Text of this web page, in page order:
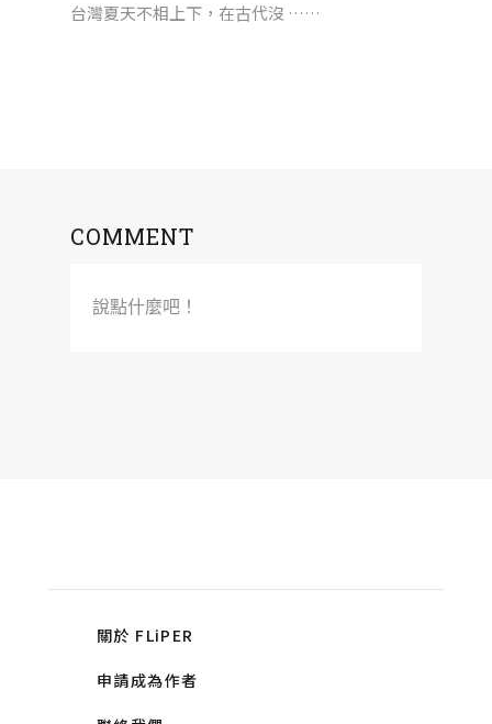
台灣夏天不相上下，在古代沒 ……
COMMENT
說點什麼吧！
關於 FLiPER
申請成為作者